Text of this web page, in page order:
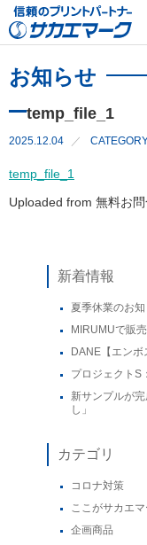
お知らせ
temp_file_1
2025.12.04
temp_file_1
Uploaded from 無料お
新着情報
夏季休業のお
MIRUMUで販
DANE【エンボ
プロジェクトS
新サンプルが
し」
カテゴリ
コロナ対策
ここがサカエマ
企画商品